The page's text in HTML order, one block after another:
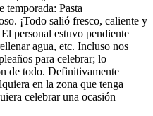
temporada: Pasta
¡Todo salió fresco, caliente y
personal estuvo pendiente
agua, etc. Incluso nos
para celebrar; lo
de todo. Definitivamente
en la zona que tenga
celebrar una ocasión